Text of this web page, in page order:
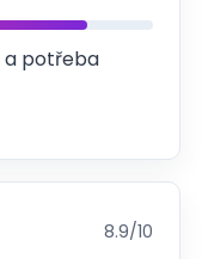
a potřeba
8.9/10